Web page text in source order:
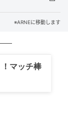
※ARNEに移動します
マッチ棒